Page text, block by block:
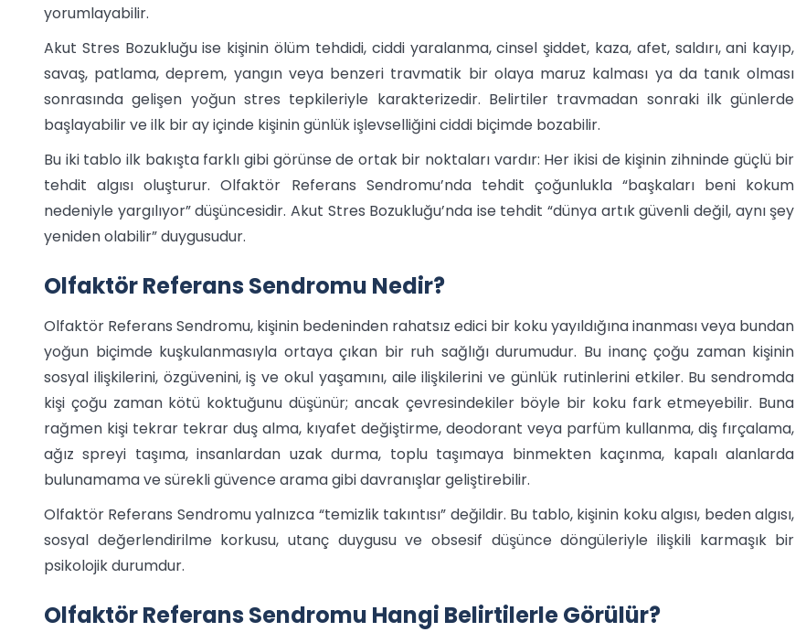
yorumlayabilir.
Akut Stres Bozukluğu ise kişinin ölüm tehdidi, ciddi yaralanma, cinsel şiddet, kaza, afet, saldırı, ani kayıp,
savaş, patlama, deprem, yangın veya benzeri travmatik bir olaya maruz kalması ya da tanık olması
sonrasında gelişen yoğun stres tepkileriyle karakterizedir. Belirtiler travmadan sonraki ilk günlerde
başlayabilir ve ilk bir ay içinde kişinin günlük işlevselliğini ciddi biçimde bozabilir.
Bu iki tablo ilk bakışta farklı gibi görünse de ortak bir noktaları vardır: Her ikisi de kişinin zihninde güçlü bir
tehdit algısı oluşturur. Olfaktör Referans Sendromu’nda tehdit çoğunlukla “başkaları beni kokum
nedeniyle yargılıyor” düşüncesidir. Akut Stres Bozukluğu’nda ise tehdit “dünya artık güvenli değil, aynı şey
yeniden olabilir” duygusudur.
Olfaktör Referans Sendromu Nedir?
Olfaktör Referans Sendromu, kişinin bedeninden rahatsız edici bir koku yayıldığına inanması veya bundan
yoğun biçimde kuşkulanmasıyla ortaya çıkan bir ruh sağlığı durumudur. Bu inanç çoğu zaman kişinin
sosyal ilişkilerini, özgüvenini, iş ve okul yaşamını, aile ilişkilerini ve günlük rutinlerini etkiler. Bu sendromda
kişi çoğu zaman kötü koktuğunu düşünür; ancak çevresindekiler böyle bir koku fark etmeyebilir. Buna
rağmen kişi tekrar tekrar duş alma, kıyafet değiştirme, deodorant veya parfüm kullanma, diş fırçalama,
ağız spreyi taşıma, insanlardan uzak durma, toplu taşımaya binmekten kaçınma, kapalı alanlarda
bulunamama ve sürekli güvence arama gibi davranışlar geliştirebilir.
Olfaktör Referans Sendromu yalnızca “temizlik takıntısı” değildir. Bu tablo, kişinin koku algısı, beden algısı,
sosyal değerlendirilme korkusu, utanç duygusu ve obsesif düşünce döngüleriyle ilişkili karmaşık bir
psikolojik durumdur.
Olfaktör Referans Sendromu Hangi Belirtilerle Görülür?